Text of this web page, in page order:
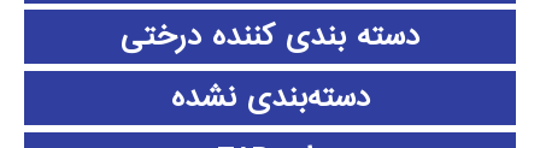
دسته بندی کننده درختی
دسته‌بندی نشده